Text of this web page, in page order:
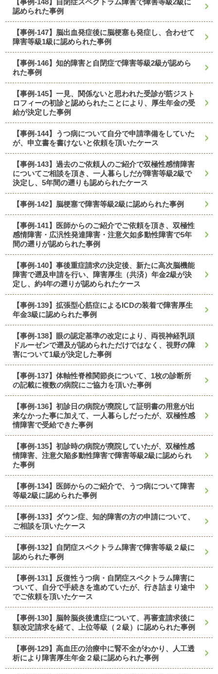
【事例-148】自閉症スペクトラム障害で障害等級2級に
認められた事例
【事例-147】脳出血発症後に脳梗塞も発症し、合わせて
障害等級1級に認められた事例
【事例-146】知的障害と自閉症で障害等級2級が認めら
れた事例
【事例-145】一見、関係ないと思われた受診が筋ジスト
ロフィーの初診と認められたことにより、厚生年金の受
給が決定した事例
【事例-144】うつ病について自分で申請準備をしていた
が、申立書を書けないと依頼を頂いたケース
【事例-143】過去のご依頼人のご紹介で双極性感情障害
についてご相談を頂き、一人暮らしだが障害等級2級で
決定し、5年間の遡りも認められたケース
【事例-142】脳梗塞で障害等級2級に認められた事例
【事例-141】医師からのご紹介でご依頼を頂き、双極性
感情障害・広汎性発達障害・注意欠如多動性障害で5年
間の遡りが認められた事例
【事例-140】事後重症請求の決定後、新たに高次脳機能
障害で遡及申請を行い、障害厚生（共済）年金2級が決
定し、約4年の遡りが認められたケース
【事例-139】拡張型心筋症によるICDの装着で障害厚生
年金3級に認められた事例
【事例-138】眼の認定基準の改定により、両視神経乳頭
ドルーゼンで遡及が認められただけではなく、視野の障
害について1級が決定した事例
【事例-137】体軸性脊椎関節炎について、1枚の診断所
の記載に複数の病院にご協力を頂いた事例
【事例-136】初診日の病院が廃院して証明書の用意が出
来なかった事に加えて、一人暮らしだったが、双極性感
情障害で受給できた事例
【事例-135】初診時の病院が廃院していたが、双極性感
情障害、注意欠陥多動性障害で障害等級2級に認められ
た事例
【事例-134】医師からのご紹介で、うつ病について障害
等級2級に認められた事例
【事例-133】ダウン症、知的障害の方の申請について、
ご相談を頂いたケース
【事例-132】自閉症スペクトラム障害で障害等級２級に
認められた事例
【事例-131】反復性うつ病・自閉症スペクトラム障害に
ついて、自分で手続きを進めていたが、行き詰まり途中
でご依頼を頂いたケース
【事例-130】脳幹脳炎後遺症について、再審査請求後に
額改定請求を経て、上位等級（２級）に認められた事例
【事例-129】高血圧の治療中に腎不全がわかり、人工透
析により障害厚生年金２級に認められた事例